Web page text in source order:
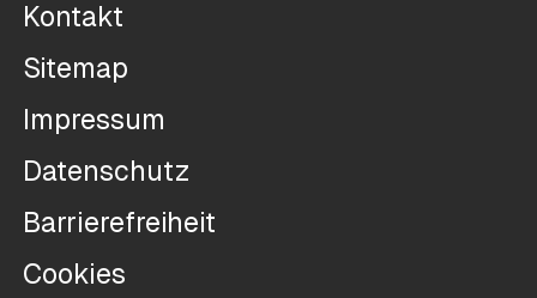
Kontakt
Sitemap
Impressum
Datenschutz
Barrierefreiheit
Cookies